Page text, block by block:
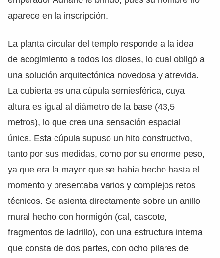
aparece en la inscripción.
La planta circular del templo responde a la idea
de acogimiento a todos los dioses, lo cual obligó a
una solución arquitectónica novedosa y atrevida.
La cubierta es una cúpula semiesférica, cuya
altura es igual al diámetro de la base (43,5
metros), lo que crea una sensación espacial
única. Esta cúpula supuso un hito constructivo,
tanto por sus medidas, como por su enorme peso,
ya que era la mayor que se había hecho hasta el
momento y presentaba varios y complejos retos
técnicos. Se asienta directamente sobre un anillo
mural hecho con hormigón (cal, cascote,
fragmentos de ladrillo), con una estructura interna
que consta de dos partes, con ocho pilares de